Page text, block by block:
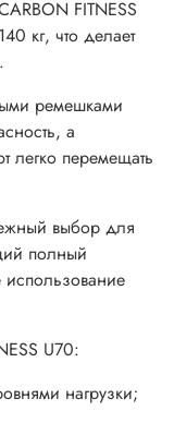
FITNESS
кг, что делает
ремешками
а
легко перемещать
выбор для
полный
использование
U70:
нагрузки;